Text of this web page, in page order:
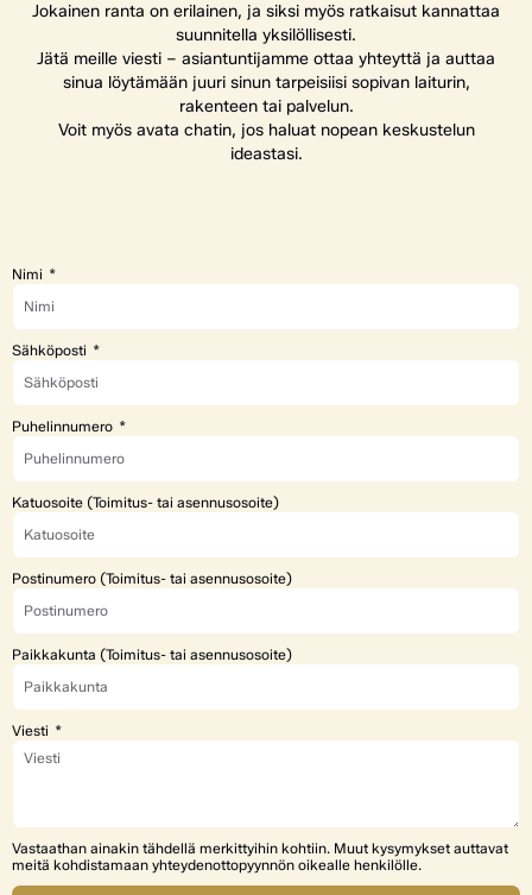
Jokainen ranta on erilainen, ja siksi myös ratkaisut kannattaa
suunnitella yksilöllisesti.
Jätä meille viesti – asiantuntijamme ottaa yhteyttä ja auttaa
sinua löytämään juuri sinun tarpeisiisi sopivan laiturin,
rakenteen tai palvelun.
Voit myös avata chatin, jos haluat nopean keskustelun
ideastasi.
Nimi
Sähköposti
Puhelinnumero
Katuosoite (Toimitus- tai asennusosoite)
Postinumero (Toimitus- tai asennusosoite)
Paikkakunta (Toimitus- tai asennusosoite)
Viesti
Vastaathan ainakin tähdellä merkittyihin kohtiin. Muut kysymykset auttavat
meitä kohdistamaan yhteydenottopyynnön oikealle henkilölle.